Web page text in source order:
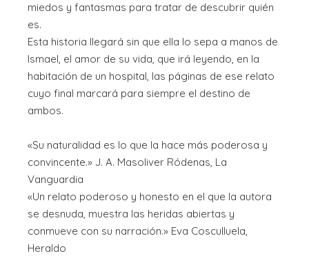
miedos y fantasmas para tratar de descubrir quién
es.
Esta historia llegará sin que ella lo sepa a manos de
Ismael, el amor de su vida, que irá leyendo, en la
habitación de un hospital, las páginas de ese relato
cuyo final marcará para siempre el destino de
ambos.
«Su naturalidad es lo que la hace más poderosa y
convincente.» J. A. Masoliver Ródenas, La
Vanguardia
«Un relato poderoso y honesto en el que la autora
se desnuda, muestra las heridas abiertas y
conmueve con su narración.» Eva Cosculluela,
Heraldo